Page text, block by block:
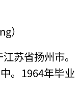
）
苏省扬州市。
。1964年毕业